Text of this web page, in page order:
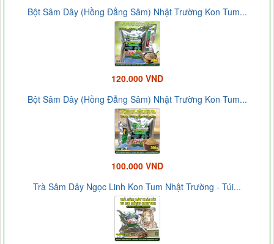
Bột Sâm Dây (Hồng Đẳng Sâm) Nhật Trường Kon Tum...
120.000 VND
Bột Sâm Dây (Hồng Đẳng Sâm) Nhật Trường Kon Tum...
100.000 VND
Trà Sâm Dây Ngọc Linh Kon Tum Nhật Trường - Túi...